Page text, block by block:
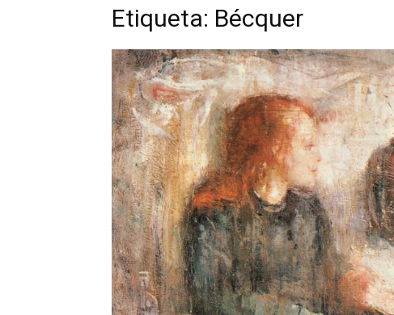
Etiqueta: Bécquer